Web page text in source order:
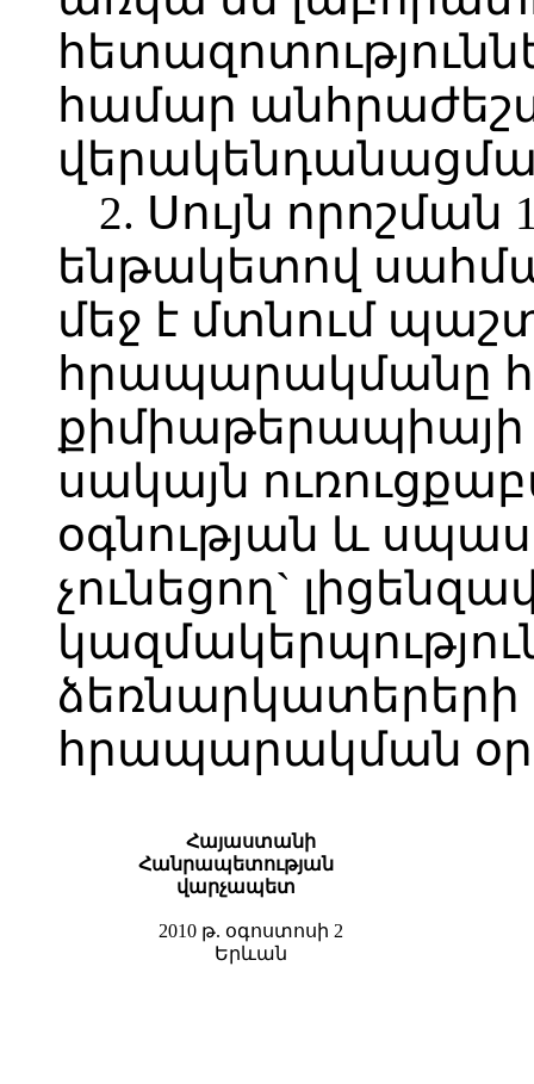
համար
2. Սույն որոշման
ենթակետով
մեջ է մտնում
հրապարակմանը
քիմիաթերապիայի
սակայն
օգնության և
չունեցող`
հրապարակման
Հայաստանի
Հանրապետության
վարչապետ
2010 թ. օգոստոսի 2
Երևան